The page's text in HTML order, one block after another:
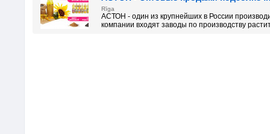
Rīga
АСТОН - один из крупнейших в России
компании входят заводы по производству